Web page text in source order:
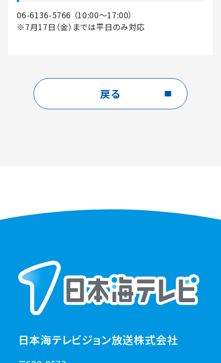
06-6136-5766 （10:00～17:00）
※7月17日（金）までは平日のみ対応
戻る
日本海テレビジョン放送株式会社